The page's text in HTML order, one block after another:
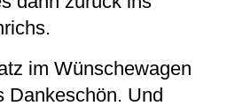
im Wünschewagen
Dankeschön. Und